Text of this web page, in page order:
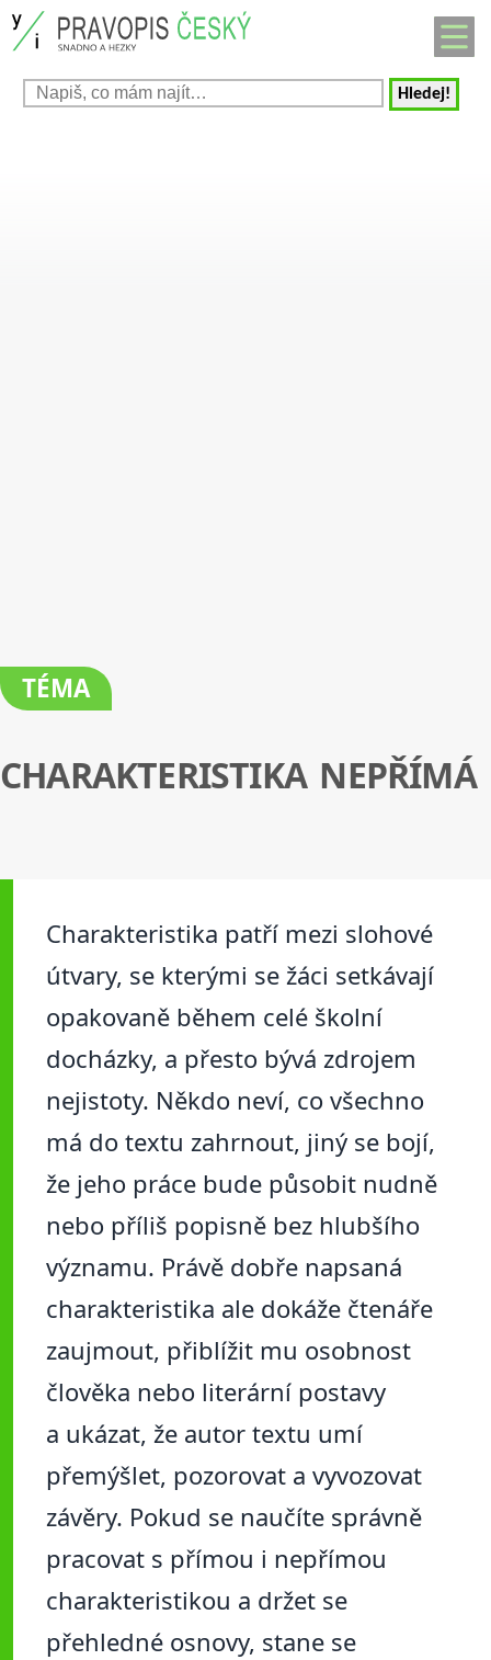
Hledej!
TÉMA
CHARAKTERISTIKA NEPŘÍMÁ
Charakteristika patří mezi slohové
útvary, se kterými se žáci setkávají
opakovaně během celé školní
docházky, a přesto bývá zdrojem
nejistoty. Někdo neví, co všechno
má do textu zahrnout, jiný se bojí,
že jeho práce bude působit nudně
nebo příliš popisně bez hlubšího
významu. Právě dobře napsaná
charakteristika ale dokáže čtenáře
zaujmout, přiblížit mu osobnost
člověka nebo literární postavy
a ukázat, že autor textu umí
přemýšlet, pozorovat a vyvozovat
závěry. Pokud se naučíte správně
pracovat s přímou i nepřímou
charakteristikou a držet se
přehledné osnovy, stane se